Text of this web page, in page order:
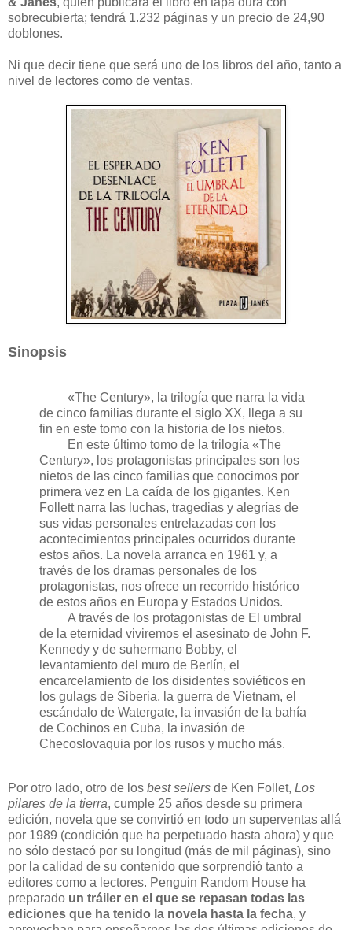
sobrecubierta; tendrá 1.232 páginas y un precio de 24,90
doblones.
Ni que decir tiene que será uno de los libros del año, tanto a
nivel de lectores como de ventas.
Sinopsis
«The Century», la trilogía que narra la vida
de cinco familias durante el siglo XX, llega a su
fin en este tomo con la historia de los nietos.
En este último tomo de la trilogía «The
Century», los protagonistas principales son los
nietos de las cinco familias que conocimos por
primera vez en La caída de los gigantes. Ken
Follett narra las luchas, tragedias y alegrías de
sus vidas personales entrelazadas con los
acontecimientos principales ocurridos durante
estos años. La novela arranca en 1961 y, a
través de los dramas personales de los
protagonistas, nos ofrece un recorrido histórico
de estos años en Europa y Estados Unidos.
A través de los protagonistas de El umbral
de la eternidad viviremos el asesinato de John F.
Kennedy y de suhermano Bobby, el
levantamiento del muro de Berlín, el
encarcelamiento de los disidentes soviéticos en
los gulags de Siberia, la guerra de Vietnam, el
escándalo de Watergate, la invasión de la bahía
de Cochinos en Cuba, la invasión de
Checoslovaquia por los rusos y mucho más.
Por otro lado, otro de los best sellers de Ken Follet, Los
pilares de la tierra, cumple 25 años desde su primera
edición, novela que se convirtió en todo un superventas allá
por 1989 (condición que ha perpetuado hasta ahora) y que
no sólo destacó por su longitud (más de mil páginas), sino
por la calidad de su contenido que sorprendió tanto a
editores como a lectores. Penguin Random House ha
preparado un tráiler en el que se repasan todas las
ediciones que ha tenido la novela hasta la fecha, y